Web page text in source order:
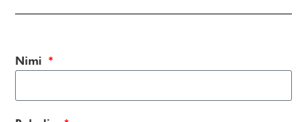
Nimi